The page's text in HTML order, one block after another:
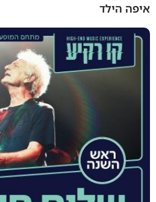
איפה הילד